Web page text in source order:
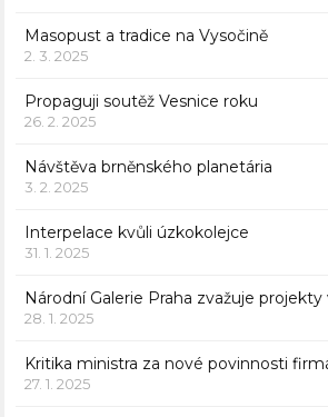
Masopust a tradice na Vysočině
2. 3. 2025
Propaguji soutěž Vesnice roku
26. 2. 2025
Návštěva brněnského planetária
3. 2. 2025
Interpelace kvůli úzkokolejce
31. 1. 2025
Národní Galerie Praha zvažuje
28. 1. 2025
Kritika ministra za nové povinnosti
27. 1. 2025